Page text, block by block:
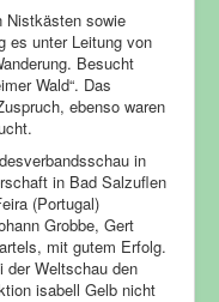
Nistkästen sowie
es unter Leitung von
Besucht
Wald“. Das
ebenso waren
in
in Bad Salzuflen
(Portugal)
Grobbe, Gert
mit gutem Erfolg.
der Weltschau den
isabell Gelb nicht